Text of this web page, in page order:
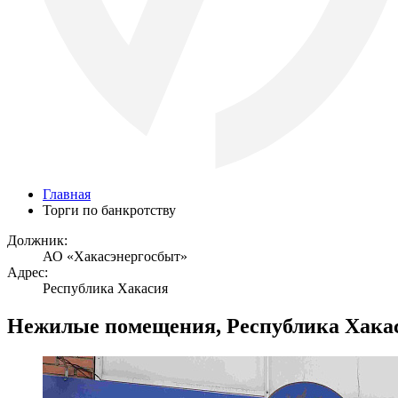
Главная
Торги по банкротству
Должник:
АО «Хакасэнергосбыт»
Адрес:
Республика Хакасия
Нежилые помещения, Республика